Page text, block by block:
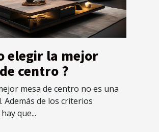
elegir la mejor
centro ?
mesa de centro no es una
Además de los criterios
que...